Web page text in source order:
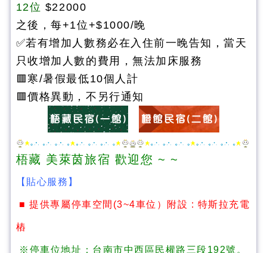
12位 $22000
之後，每+1位+$1000/晚
✅若有增加人數務必在入住前一晚告知，當天
只收增加人數的費用，無法加床服務
🟥 寒/暑假最低10個人計
🟥價格異動，不另行通知
梧藏 美萊茵旅宿 歡迎您 ~ ~
【貼心服務】
■ 提供專屬停車空間(3~4車位）附設 : 特斯拉充電
樁
※停車位地址：台南市中西區民權路三段192號。